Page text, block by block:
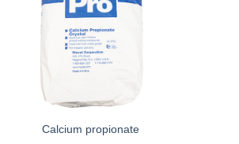
Calcium propionate